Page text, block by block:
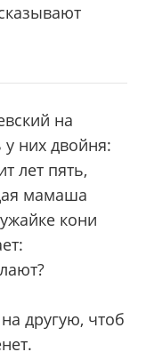
на
них двойня:
лет пять,
мамаша
кони
другую, чтоб